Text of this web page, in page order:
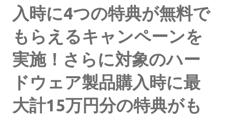
入時に4つの特典が無料で
もらえるキャンペーンを
実施！さらに対象のハー
ドウェア製品購入時に最
大計15万円分の特典がも